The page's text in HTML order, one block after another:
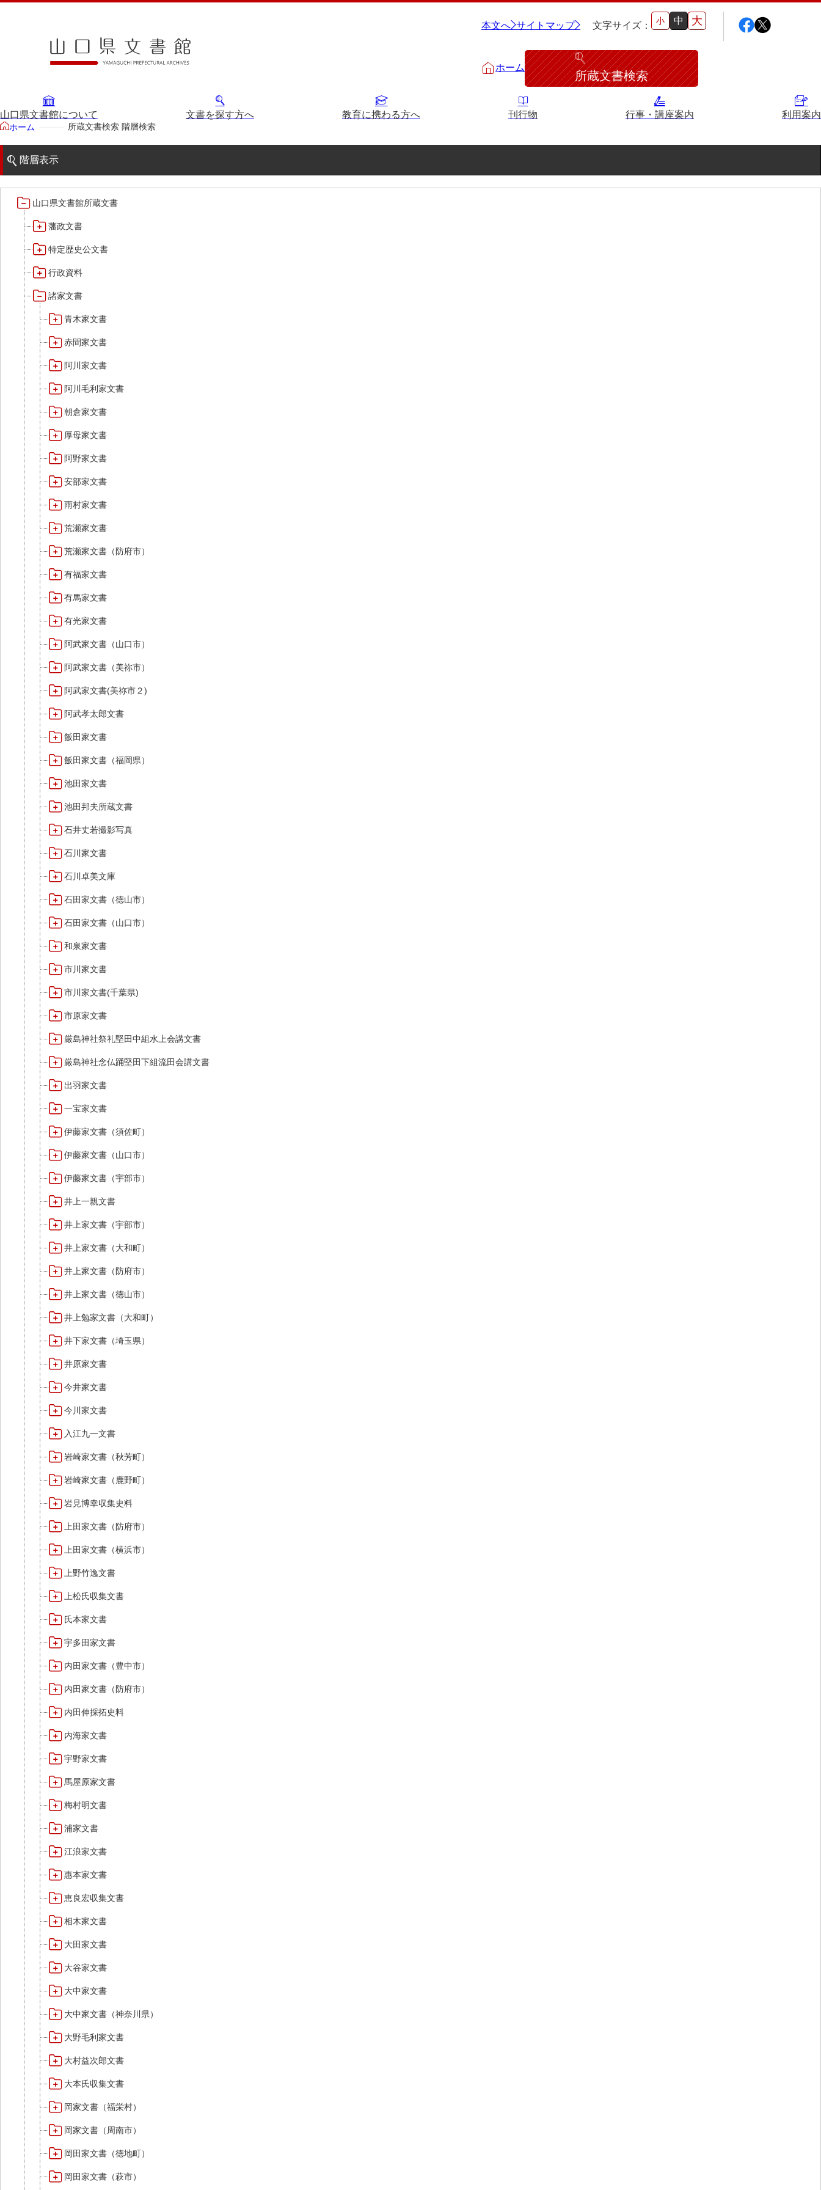
本文へ サイトマップ 文字サイズ： 小 中 大
ホーム
所蔵文書検索
山口県文書館について 文書を探す方へ 教育に携わる方へ 刊行物 行事・講座案内 利用案内
ホーム 所蔵文書検索 階層検索
階層表示
山口県文書館所蔵文書
藩政文書
特定歴史公文書
行政資料
諸家文書
青木家文書
赤間家文書
阿川家文書
阿川毛利家文書
朝倉家文書
厚母家文書
阿野家文書
安部家文書
雨村家文書
荒瀬家文書
荒瀬家文書（防府市）
有福家文書
有馬家文書
有光家文書
阿武家文書（山口市）
阿武家文書（美祢市）
阿武家文書(美祢市２)
阿武孝太郎文書
飯田家文書
飯田家文書（福岡県）
池田家文書
池田邦夫所蔵文書
石井丈若撮影写真
石川家文書
石川卓美文庫
石田家文書（徳山市）
石田家文書（山口市）
和泉家文書
市川家文書
市川家文書(千葉県)
市原家文書
厳島神社祭礼堅田中組水上会講文書
厳島神社念仏踊堅田下組流田会講文書
出羽家文書
一宝家文書
伊藤家文書（須佐町）
伊藤家文書（山口市）
伊藤家文書（宇部市）
井上一親文書
井上家文書（宇部市）
井上家文書（大和町）
井上家文書（防府市）
井上家文書（徳山市）
井上勉家文書（大和町）
井下家文書（埼玉県）
井原家文書
今井家文書
今川家文書
入江九一文書
岩崎家文書（秋芳町）
岩崎家文書（鹿野町）
岩見博幸収集史料
上田家文書（防府市）
上田家文書（横浜市）
上野竹逸文書
上松氏収集文書
氏本家文書
宇多田家文書
内田家文書（豊中市）
内田家文書（防府市）
内田伸採拓史料
内海家文書
宇野家文書
馬屋原家文書
梅村明文書
浦家文書
江浪家文書
惠本家文書
恵良宏収集文書
相木家文書
大田家文書
大谷家文書
大中家文書
大中家文書（神奈川県）
大野毛利家文書
大村益次郎文書
大本氏収集文書
岡家文書（福栄村）
岡家文書（周南市）
岡田家文書（徳地町）
岡田家文書（萩市）